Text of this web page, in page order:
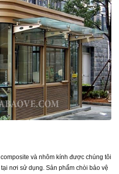
và nhôm kính được chúng tôi
nơi sử dụng. Sản phẩm chòi bảo vệ